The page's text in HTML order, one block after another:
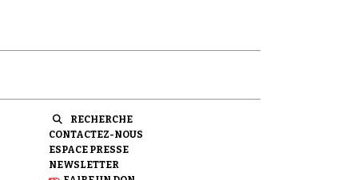
RECHERCHE
CONTACTEZ-NOUS
ESPACE PRESSE
NEWSLETTER